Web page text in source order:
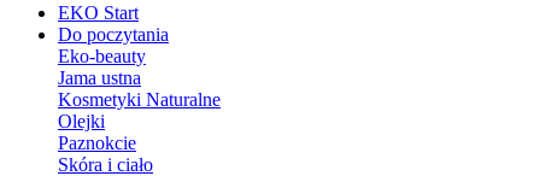
EKO Start
Do poczytania
Eko-beauty
Jama ustna
Kosmetyki Naturalne
Olejki
Paznokcie
Skóra i ciało